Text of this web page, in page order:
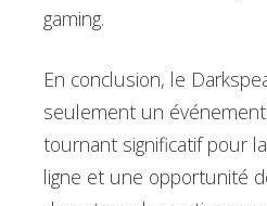
gaming.
En conclusion, le
seulement un événement
tournant significatif pour
ligne et une opportunité